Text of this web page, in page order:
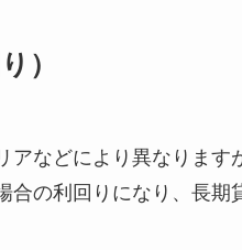
）
などにより異なります
の利回りになり、長期